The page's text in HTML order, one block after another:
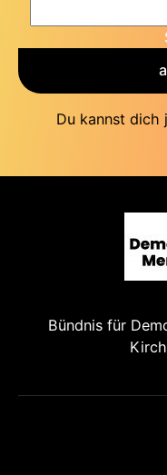
Du kannst dich
Bündnis für